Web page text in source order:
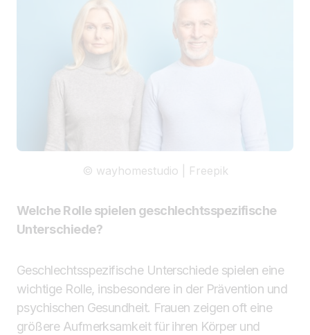
© wayhomestudio | Freepik
Welche Rolle spielen geschlechtsspezifische
Unterschiede?
Geschlechtsspezifische Unterschiede spielen eine
wichtige Rolle, insbesondere in der Prävention und
psychischen Gesundheit. Frauen zeigen oft eine
größere Aufmerksamkeit für ihren Körper und